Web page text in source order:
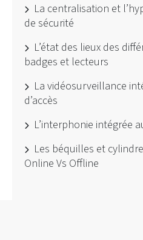
La centralisation et
de sécurité
L’état des lieux des
badges et lecteurs
La vidéosurveillance
d’accès
L’interphonie intégrée
Les béquilles et
Online Vs Offline